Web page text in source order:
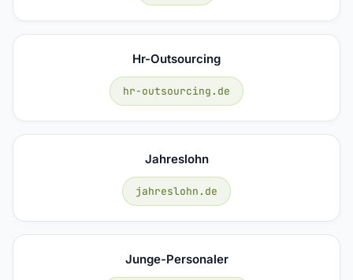
Hr-Outsourcing
hr-outsourcing.de
Jahreslohn
jahreslohn.de
Junge-Personaler